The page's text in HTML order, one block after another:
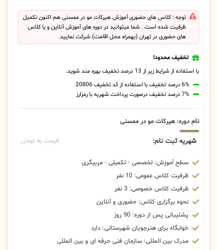
توجه : کلاس های حضوری آموزش هیرکات مو در ممسنی هم اکنون تکمیل
ظرفیت شده است . شما میتوانید در دوره های آموزش آنلاین و یا کلاس
های حضوری در تهران (بهمراه محل اقامت) شرکت نمایید.
تخفیف محدود!
با استفاده از شرایط زیر از 13 درصد تخفیف بهره مند شوید.
6% درصد تخفیف با استفاده از کد تخفیف 20806
7% درصد تخفیف درصورت پرداخت شهریه با رمزارز
نام دوره: هیرکات مو در ممسنی
شهریه ثبت نام: قیمت به تومان
سطح آموزش: تخصصی - تکمیلی - مربیگری
ظرفیت کلاس عمومی: 10 نفر
ظرفیت کلاس خصوصی: 3 نفر
نحوه برگزاری کلاس: حضوری و آنلاین
پشتیبانی پس از دوره: 90 روز
خوابگاه برای هنرجویان شهرستانی: دارد
مدرک بین المللی: سازمان فنی حرفه ای و بین المللی